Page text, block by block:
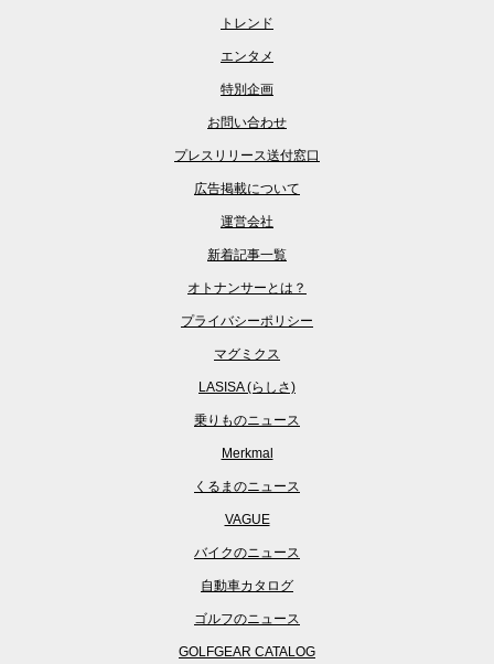
トレンド
エンタメ
特別企画
お問い合わせ
プレスリリース送付窓口
広告掲載について
運営会社
新着記事一覧
オトナンサーとは？
プライバシーポリシー
マグミクス
LASISA (らしさ)
乗りものニュース
Merkmal
くるまのニュース
VAGUE
バイクのニュース
自動車カタログ
ゴルフのニュース
GOLFGEAR CATALOG